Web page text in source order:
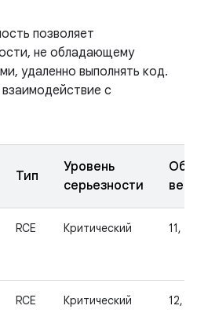
позволяет
не обладающему
удаленно выполнять код.
с
Тип
Уровень
серьезности
RCE Критический 11,
RCE Критический 12,